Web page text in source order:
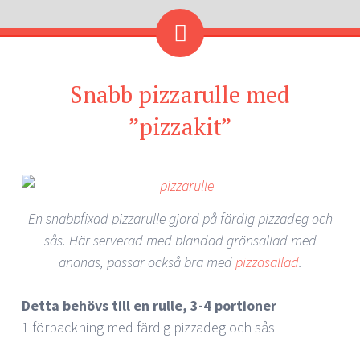
Snabb pizzarulle med
”pizzakit”
En snabbfixad pizzarulle gjord på färdig pizzadeg och
sås. Här serverad med blandad grönsallad med
ananas, passar också bra med pizzasallad.
Detta behövs till en rulle, 3-4 portioner
1 förpackning med färdig pizzadeg och sås